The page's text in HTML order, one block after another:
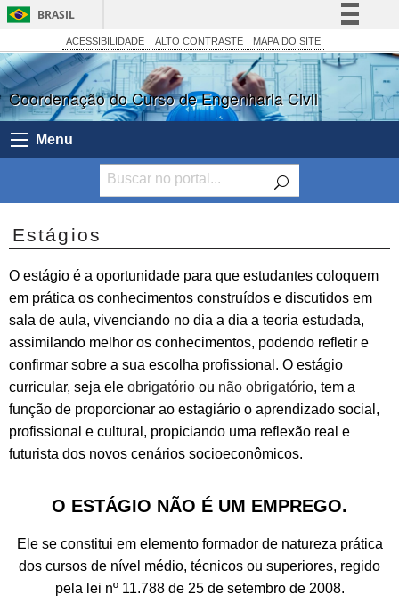
BRASIL
Simplifique!
Comunica BR
Participe
Acesso à informação
Canais
ACESSIBILIDADE ALTO CONTRASTE MAPA DO SITE
Coordenação do Curso de Engenharia Civil
Menu
Estágios
O estágio é a oportunidade para que estudantes coloquem
em prática os conhecimentos construídos e discutidos em
sala de aula, vivenciando no dia a dia a teoria estudada,
assimilando melhor os conhecimentos, podendo refletir e
confirmar sobre a sua escolha profissional. O estágio
curricular, seja ele obrigatório ou não obrigatório, tem a
função de proporcionar ao estagiário o aprendizado social,
profissional e cultural, propiciando uma reflexão real e
futurista dos novos cenários socioeconômicos.
O ESTÁGIO NÃO É UM EMPREGO.
Ele se constitui em elemento formador de natureza prática
dos cursos de nível médio, técnicos ou superiores, regido
pela lei nº 11.788 de 25 de setembro de 2008.